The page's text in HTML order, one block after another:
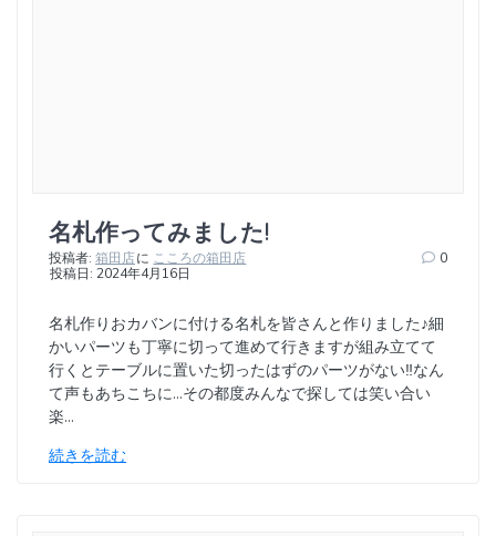
名札作ってみました!
投稿者: 箱田店に こころの箱田店
投稿日: 2024年4月16日
0
名札作りおカバンに付ける名札を皆さんと作りました♪細
かいパーツも丁寧に切って進めて行きますが組み立てて
行くとテーブルに置いた切ったはずのパーツがない‼︎なん
て声もあちこちに…その都度みんなで探しては笑い合い
楽…
続きを読む